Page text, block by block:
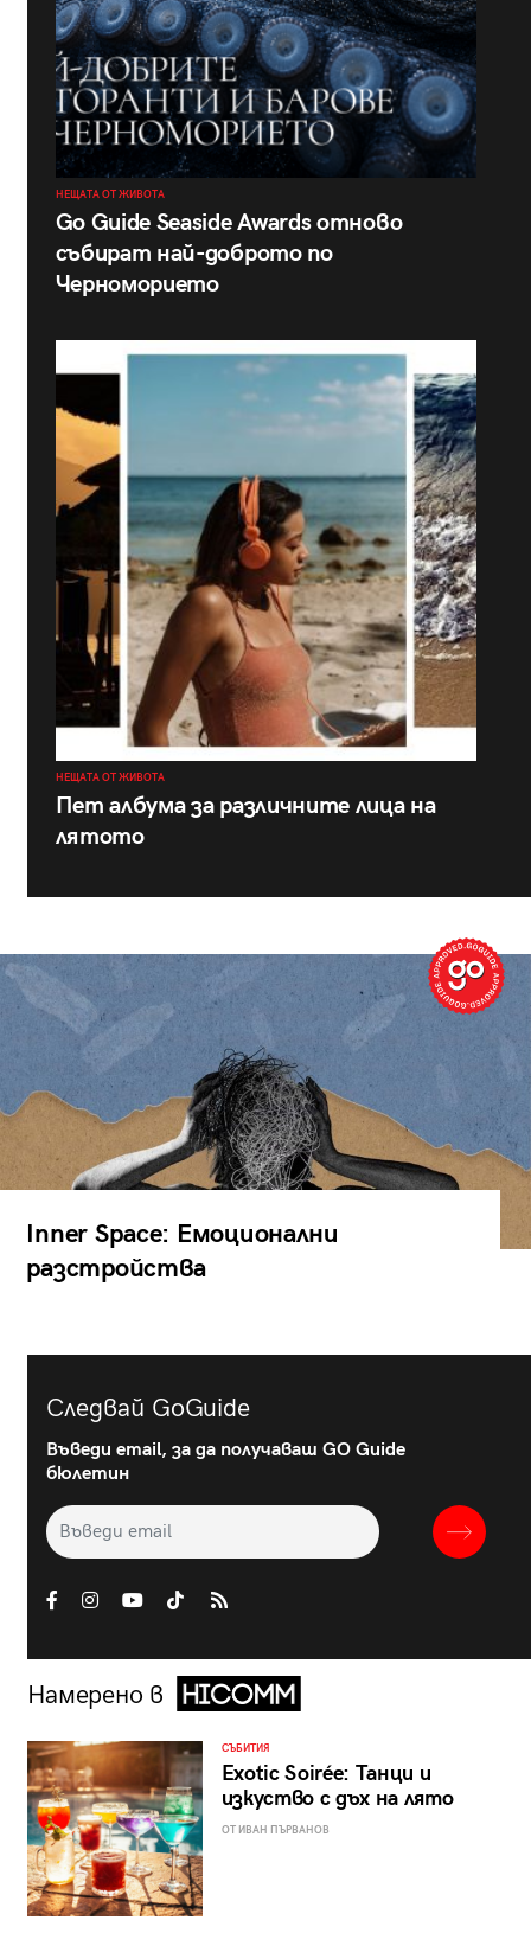
НЕЩАТА ОТ ЖИВОТА
Go Guide Seaside Awards отново
събират най-доброто по
Черноморието
НЕЩАТА ОТ ЖИВОТА
Пет албума за различните лица на
лятото
Inner Space: Емоционални
разстройства
Следвай GoGuide
Въведи email, за да получаваш GO Guide
бюлетин
Намерено в
СЪБИТИЯ
Exotic Soirée: Танци и
изкуство с дъх на лято
ОТ ИВАН ПЪРВАНОВ